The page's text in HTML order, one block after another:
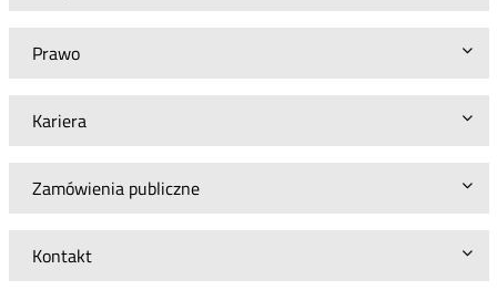
Prawo
Kariera
Zamówienia publiczne
Kontakt